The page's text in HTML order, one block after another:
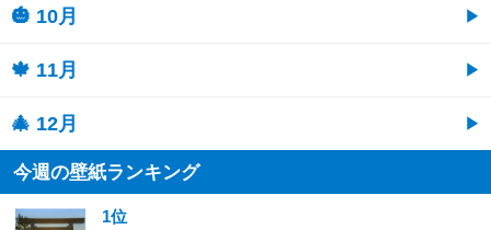
🎃 10月
🍁 11月
🎄 12月
今週の壁紙ランキング
1位